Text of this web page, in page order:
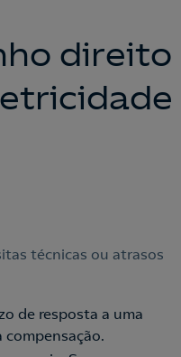
direito
técnicas ou atrasos
de resposta a uma